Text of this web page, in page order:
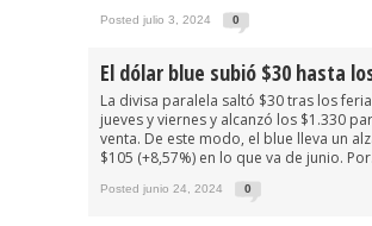
Posted julio 3, 2024 0
El dólar blue subió $30 hasta
La divisa paralela saltó $30 tras los
jueves y viernes y alcanzó los $1.330
venta. De este modo, el blue lleva un
$105 (+8,57%) en lo que va de junio.
Posted junio 24, 2024 0